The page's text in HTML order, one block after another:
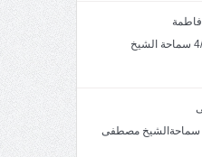
المعصومه.بتاريخ4/11/1446 سماحة الشيخ
مغفره.بتاريخ12/10/1446 سماحةالشيخ مصطفى